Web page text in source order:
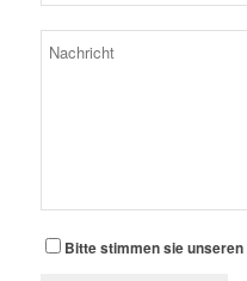
Bitte stimmen sie unseren